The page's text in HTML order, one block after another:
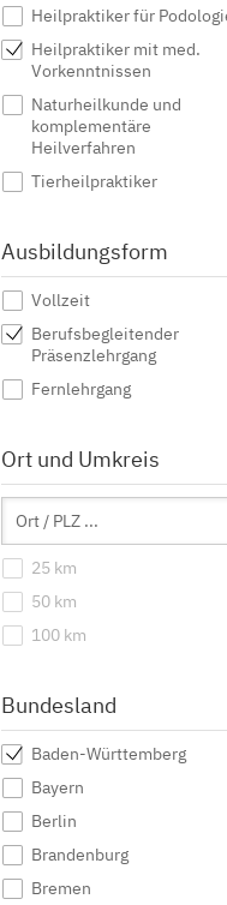
Heilpraktiker für
Heilpraktiker mit med.
Vorkenntnissen
Naturheilkunde und
komplementäre
Heilverfahren
Tierheilpraktiker
Ausbildungsform
Vollzeit
Berufsbegleitender
Präsenzlehrgang
Fernlehrgang
Ort und Umkreis
25 km
50 km
100 km
Bundesland
Baden-Württemberg
Bayern
Berlin
Brandenburg
Bremen